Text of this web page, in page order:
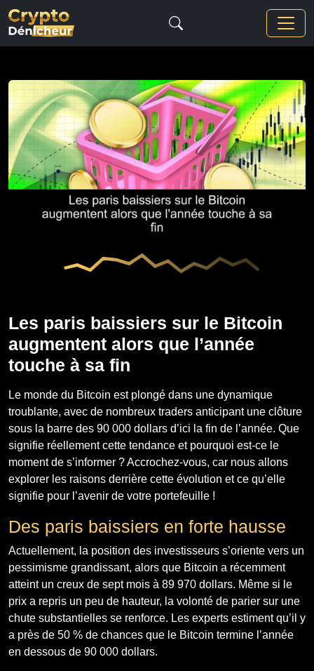
Les paris baissiers sur le Bitcoin
augmentent alors que l’année
touche à sa fin
Le monde du Bitcoin est plongé dans une dynamique
troublante, avec de nombreux traders anticipant une clôture
sous la barre des 90 000 dollars d’ici la fin de l’année. Que
signifie réellement cette tendance et pourquoi est-ce le
moment de s’informer ? Accrochez-vous, car nous allons
explorer les raisons derrière cette évolution et ce qu’elle
signifie pour l’avenir de votre portefeuille !
Des paris baissiers en forte hausse
Actuellement, la position des investisseurs s’oriente vers un
pessimisme grandissant, alors que Bitcoin a récemment
atteint un creux de sept mois à 89 970 dollars. Même si le
prix a repris un peu de hauteur, la volonté de parier sur une
chute substantielles se renforce. Les experts estiment qu’il y
a près de 50 % de chances que le Bitcoin termine l’année
en dessous de 90 000 dollars.